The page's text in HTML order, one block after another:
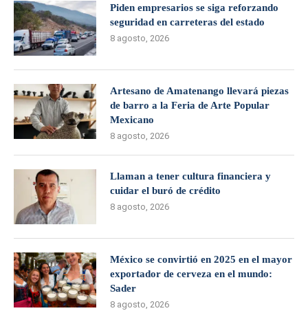
Piden empresarios se siga reforzando
seguridad en carreteras del estado
8 agosto, 2026
Artesano de Amatenango llevará piezas
de barro a la Feria de Arte Popular
Mexicano
8 agosto, 2026
Llaman a tener cultura financiera y
cuidar el buró de crédito
8 agosto, 2026
México se convirtió en 2025 en el mayor
exportador de cerveza en el mundo:
Sader
8 agosto, 2026